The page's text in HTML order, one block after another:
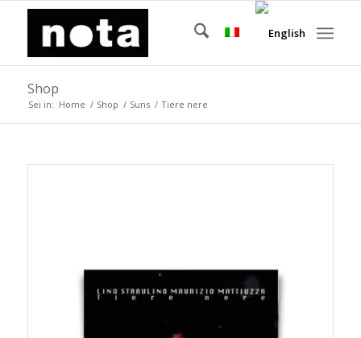
Shop
Sei in: Home / Shop / Suns / Tiere nere